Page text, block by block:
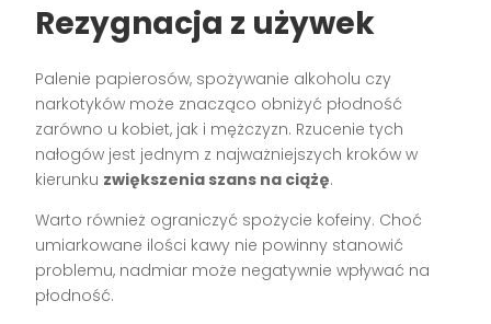
Rezygnacja z używek
Palenie papierosów, spożywanie alkoholu czy
narkotyków może znacząco obniżyć płodność
zarówno u kobiet, jak i mężczyzn. Rzucenie tych
nałogów jest jednym z najważniejszych kroków w
kierunku zwiększenia szans na ciążę.
Warto również ograniczyć spożycie kofeiny. Choć
umiarkowane ilości kawy nie powinny stanowić
problemu, nadmiar może negatywnie wpływać na
płodność.